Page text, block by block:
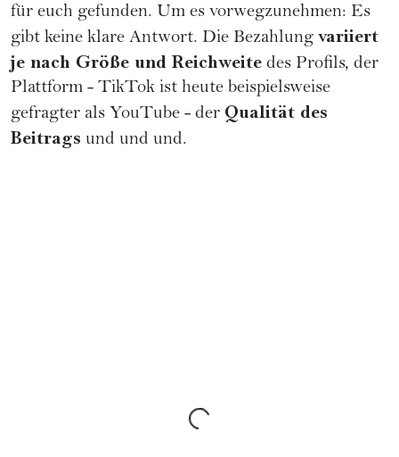
für euch gefunden. Um es vorwegzunehmen: Es
gibt keine klare Antwort. Die Bezahlung variiert
je nach Größe und Reichweite des Profils, der
Plattform - TikTok ist heute beispielsweise
gefragter als YouTube - der Qualität des
Beitrags und und und.